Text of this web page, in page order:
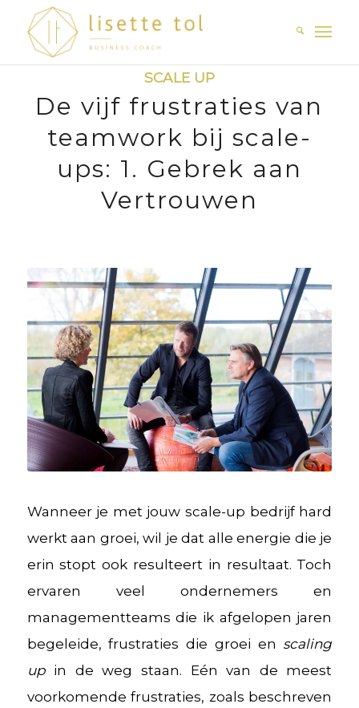
SCALE UP
De vijf frustraties van
teamwork bij scale-
ups: 1. Gebrek aan
Vertrouwen
Wanneer je met jouw scale-up bedrijf hard
werkt aan groei, wil je dat alle energie die je
erin stopt ook resulteert in resultaat. Toch
ervaren veel ondernemers en
managementteams die ik afgelopen jaren
begeleide, frustraties die groei en scaling
upin de weg staan. Eén van de meest
voorkomende frustraties, zoals beschreven